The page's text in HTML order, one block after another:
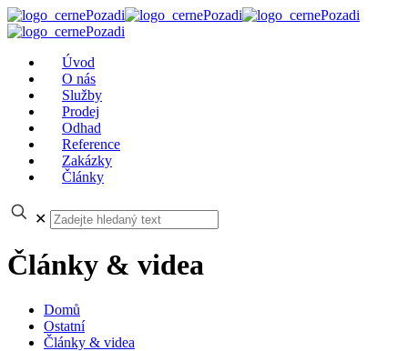
Úvod
O nás
Služby
Prodej
Odhad
Reference
Zakázky
Články
✕
Články & videa
Domů
Ostatní
Články & videa